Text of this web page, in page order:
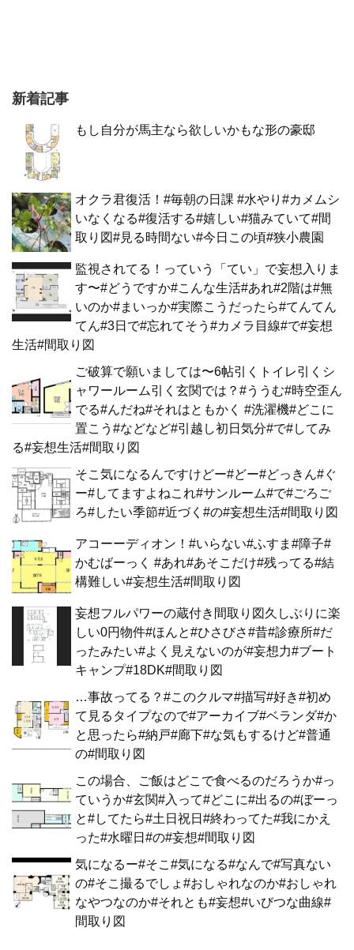
新着記事
もし自分が馬主なら欲しいかもな形の豪邸
オクラ君復活！#毎朝の日課 #水やり#カメムシ
いなくなる#復活する#嬉しい#猫みていて#間
取り図#見る時間ない#今日この頃#狭小農園
監視されてる！っていう「てい」で妄想入りま
す〜#どうですか#こんな生活#あれ#2階は#無
いのか#まいっか#実際こうだったら#てんてん
てん#3日で#忘れてそう#カメラ目線#で#妄想
生活#間取り図
ご破算で願いましては〜6帖引くトイレ引くシ
ャワールーム引く玄関では？#ううむ#時空歪ん
でる#んだね#それはともかく #洗濯機#どこに
置こう#などなど#引越し初日気分#で#してみ
る#妄想生活#間取り図
そこ気になるんですけどー#どー#どっきん#ぐ
ー#してますよねこれ#サンルーム#で#ごろご
ろ#したい季節#近づく#の#妄想生活#間取り図
アコーーディオン！#いらない#ふすま#障子#
かむばーっく #あれ#あそこだけ#残ってる#結
構難しい#妄想生活#間取り図
妄想フルパワーの蔵付き間取り図久しぶりに楽
しい0円物件#ほんと#ひさびさ#昔#診療所#だ
ったみたい#よく見えないのが#妄想力#ブート
キャンプ#18DK#間取り図
…事故ってる？#このクルマ#描写#好き#初め
て見るタイプなので#アーカイブ#ベランダ#か
と思ったら#納戸#廊下#な気もするけど#普通
の#間取り図
この場合、ご飯はどこで食べるのだろうか#っ
ていうか#玄関#入って#どこに#出るの#ぼーっ
と#してたら#土日祝日#終わってた#我にかえ
った#水曜日#の#妄想#間取り図
気になるー#そこ#気になる#なんで#写真ない
の#そこ撮るでしょ#おしゃれなのか#おしゃれ
なやつなのか#それとも#妄想#いびつな曲線#
間取り図